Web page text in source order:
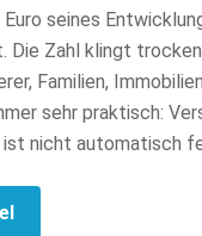
Euro seines
Die Zahl klingt
Familien,
sehr praktisch:
nicht automatisch